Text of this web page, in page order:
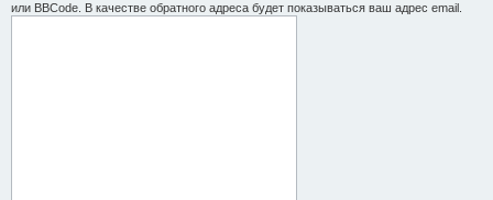
или BBCode. В качестве обратного адреса будет показываться ваш адрес email.